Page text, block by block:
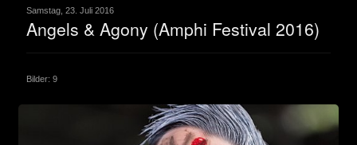
Samstag, 23. Juli 2016
Angels & Agony (Amphi Festival 2016)
Bilder: 9